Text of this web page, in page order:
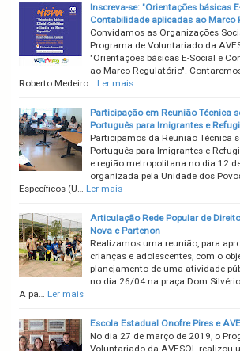
Inscreva-se: "Orientações básicas
Contabilidade aplicadas ao Marco
Convidamos as Organizações
Programa de Voluntariado da
"Orientações básicas E-Social e
ao Marco Regulatório".
Roberto Medeiro… Ler mais
Participação em Reunião Técnica
Português para Imigrantes e
Participamos da Reunião Técnica
Português para Imigrantes e
e região metropolitana no dia 12
organizada pela Unidade dos
Específicos (U… Ler mais
Articulação Rede Popular de
Nova e Partenon
Realizamos uma reunião, para
crianças e adolescentes, com o
planejamento de uma atividade
no dia 26/04 na praça Dom
A pa… Ler mais
Escola Estadual Onofre Pires e
No dia 27 de março de 2019, o